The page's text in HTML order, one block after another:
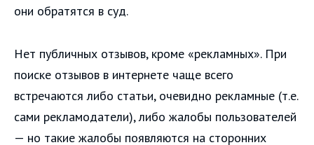
они обратятся в суд.
Нет публичных отзывов, кроме «рекламных». При
поиске отзывов в интернете чаще всего
встречаются либо статьи, очевидно рекламные (т.е.
сами рекламодатели), либо жалобы пользователей
— но такие жалобы появляются на сторонних